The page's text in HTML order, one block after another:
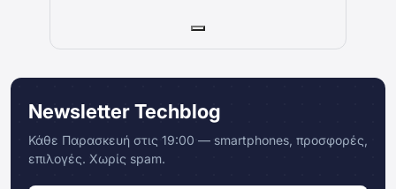
Newsletter Techblog
Κάθε Παρασκευή στις 19:00 — smartphones, προσφορές,
επιλογές. Χωρίς spam.